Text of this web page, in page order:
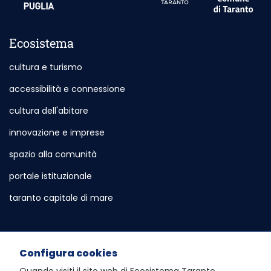
Ecosistema
cultura e turismo
accessibilità e connessione
cultura dell'abitare
innovazione e imprese
spazio alla comunità
portale istituzionale
taranto capitale di mare
sportello telematico polifunzionale
Configura cookies